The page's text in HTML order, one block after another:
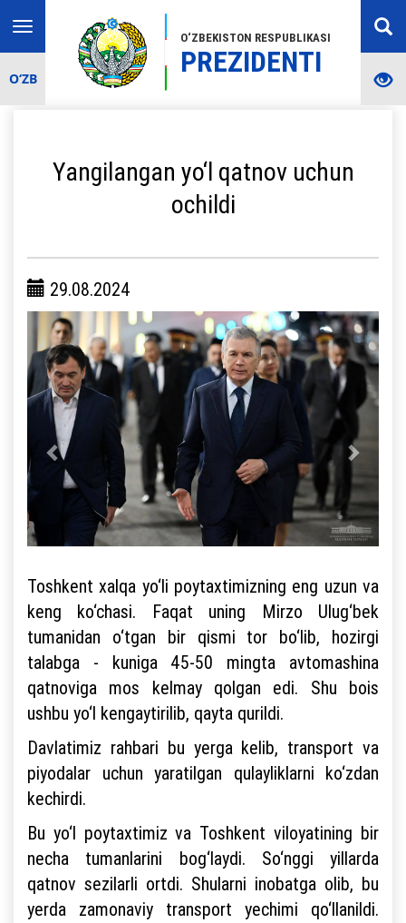
O‘ZBEKISTON RESPUBLIKASI
PREZIDENTI
Toggle
navigation
O‘ZB
Yangilangan yo‘l qatnov uchun
ochildi
29.08.2024
Toshkent xalqa yo‘li poytaxtimizning eng uzun va
keng ko‘chasi. Faqat uning Mirzo Ulug‘bek
tumanidan o‘tgan bir qismi tor bo‘lib, hozirgi
talabga - kuniga 45-50 mingta avtomashina
qatnoviga mos kelmay qolgan edi. Shu bois
ushbu yo‘l kengaytirilib, qayta qurildi.
Davlatimiz rahbari bu yerga kelib, transport va
piyodalar uchun yaratilgan qulayliklarni ko‘zdan
kechirdi.
Bu yo‘l poytaxtimiz va Toshkent viloyatining bir
necha tumanlarini bog‘laydi. So‘nggi yillarda
qatnov sezilarli ortdi. Shularni inobatga olib, bu
yerda zamonaviy transport yechimi qo‘llanildi.